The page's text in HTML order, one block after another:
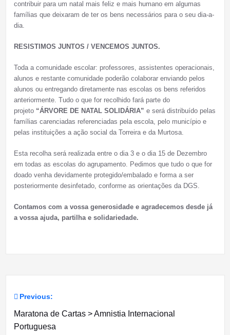
contribuir para um natal mais feliz e mais humano em algumas
famílias que deixaram de ter os bens necessários para o seu dia-a-
dia.
RESISTIMOS JUNTOS / VENCEMOS JUNTOS.
Toda a comunidade escolar: professores, assistentes operacionais,
alunos e restante comunidade poderão colaborar enviando pelos
alunos ou entregando diretamente nas escolas os bens referidos
anteriormente. Tudo o que for recolhido fará parte do
projeto “ÁRVORE DE NATAL SOLIDÁRIA” e será distribuído pelas
famílias carenciadas referenciadas pela escola, pelo município e
pelas instituições a ação social da Torreira e da Murtosa.
Esta recolha será realizada entre o dia 3 e o dia 15 de Dezembro
em todas as escolas do agrupamento. Pedimos que tudo o que for
doado venha devidamente protegido/embalado e forma a ser
posteriormente desinfetado, conforme as orientações da DGS.
Contamos com a vossa generosidade e agradecemos desde já
a vossa ajuda, partilha e solidariedade.
Navegação
de
Previous:
Maratona de Cartas > Amnistia Internacional
Portuguesa